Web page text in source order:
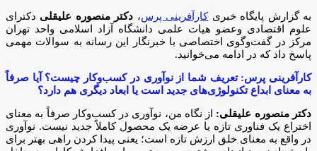
به گزارش پایگاه خبریکارآفرینی پرس، دکتر منصوره علیقلی دکترای
علوم اقتصادی و‌عضو هیات علمی دانشگاه آزاد اسلامی واحد تهران
مرکز در گفت‌وگوی اختصاصی با خبرنگار این رسانه به سوالات مهمی
پاسخ داد که در ادامه می‌خوانید.
کارآفرینی پرس: تعریف شما از نوآوری در کسب‌وکار چیست؟ آیا صرفاً
به معنای ابداع تکنولوژی‌های جدید است یا ابعاد دیگری هم دارد؟
دکتر منصوره علیقلی: از نگاه من، نوآوری در کسب‌وکار صرفاً به معنای
اختراع یک فناوری تازه یا عرضه یک محصول کاملاً جدید نیست. نوآوری
در واقع به معنای خلق ارزش تازه است؛ یعنی پیدا کردن راهی بهتر برای